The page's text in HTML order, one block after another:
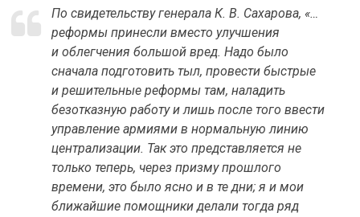
По свидетельству генерала К. В. Сахарова, «…
реформы принесли вместо улучшения
и облегчения большой вред. Надо было
сначала подготовить тыл, провести быстрые
и решительные реформы там, наладить
безотказную работу и лишь после того ввести
управление армиями в нормальную линию
централизации. Так это представляется не
только теперь, через призму прошлого
времени, это было ясно и в те дни; я и мои
ближайшие помощники делали тогда ряд